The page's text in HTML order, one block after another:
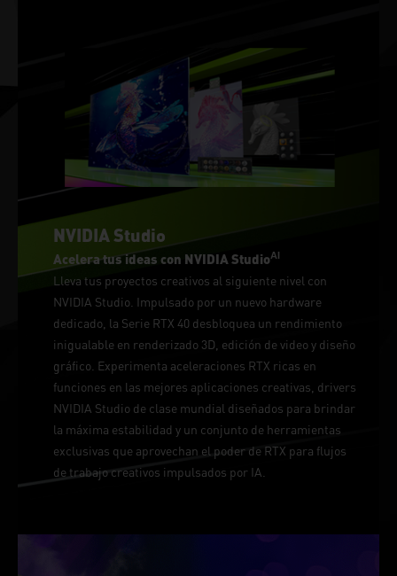
NVIDIA Studio
Acelera tus ideas con NVIDIA StudioAI
Lleva tus proyectos creativos al siguiente nivel con
NVIDIA Studio. Impulsado por un nuevo hardware
dedicado, la Serie RTX 40 desbloquea un rendimiento
inigualable en renderizado 3D, edición de video y diseño
gráfico. Experimenta aceleraciones RTX ricas en
funciones en las mejores aplicaciones creativas, drivers
NVIDIA Studio de clase mundial diseñados para brindar
la máxima estabilidad y un conjunto de herramientas
exclusivas que aprovechan el poder de RTX para flujos
de trabajo creativos impulsados por IA.